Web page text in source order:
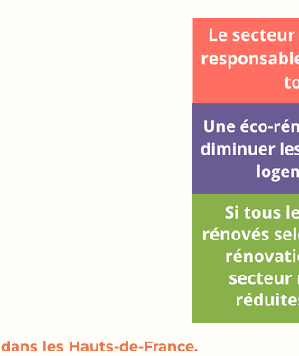
les Hauts-de-France.